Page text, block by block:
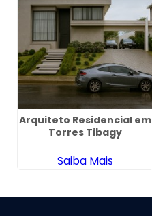
Arquiteto Residencial em
Torres Tibagy
Saiba Mais